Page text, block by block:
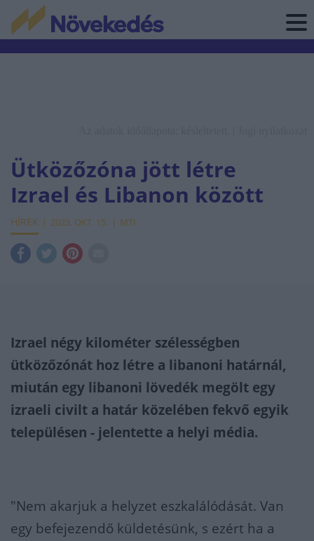
Ütközőzóna jött létre
Izrael és Libanon között
HÍREK 2023. OKT. 15. MTI
Izrael négy kilométer szélességben
ütközőzónát hoz létre a libanoni határnál,
miután egy libanoni lövedék megölt egy
izraeli civilt a határ közelében fekvő egyik
településen - jelentette a helyi média.
"Nem akarjuk a helyzet eszkalálódását. Van
egy befejezendő küldetésünk, s ezért ha a